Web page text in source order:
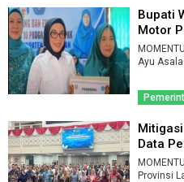
Bupati
Motor
Ayu
Data
Provinsi